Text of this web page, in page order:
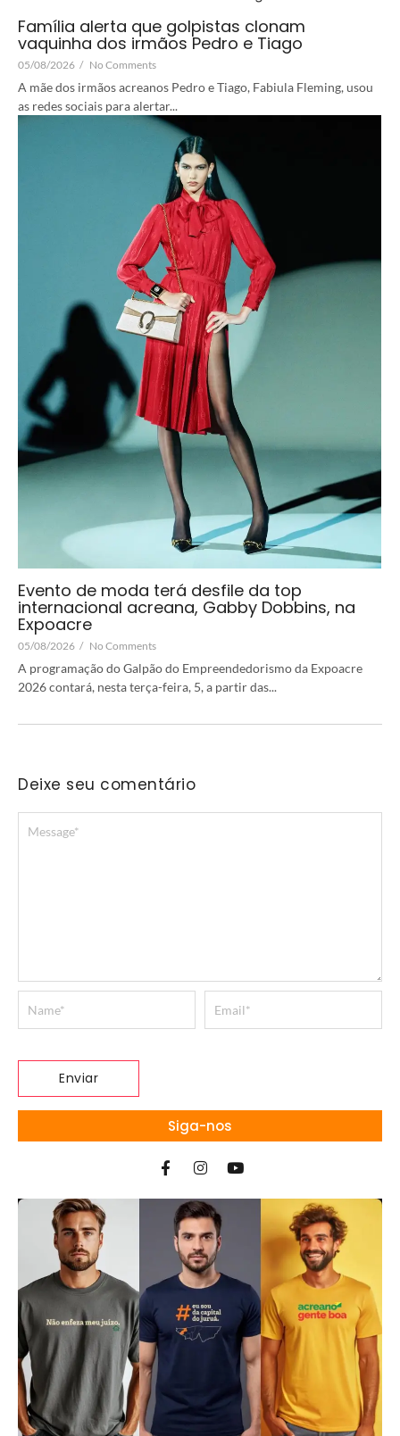
Família alerta que golpistas clonam
vaquinha dos irmãos Pedro e Tiago
05/08/2026 / No Comments
A mãe dos irmãos acreanos Pedro e Tiago, Fabiula Fleming, usou
as redes sociais para alertar...
Evento de moda terá desfile da top
internacional acreana, Gabby Dobbins, na
Expoacre
05/08/2026 / No Comments
A programação do Galpão do Empreendedorismo da Expoacre
2026 contará, nesta terça-feira, 5, a partir das...
Deixe seu comentário
Siga-nos